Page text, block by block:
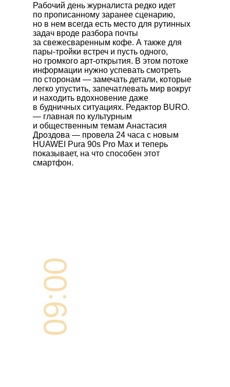
Рабочий день журналиста редко идет
по прописанному заранее сценарию,
но в нем всегда есть место для рутинных
задач вроде разбора почты
за свежесваренным кофе. А также для
пары-тройки встреч и пусть одного,
но громкого арт-открытия. В этом потоке
информации нужно успевать смотреть
по сторонам — замечать детали, которые
легко упустить, запечатлевать мир вокруг
и находить вдохновение даже
в будничных ситуациях. Редактор BURO.
— главная по культурным
и общественным темам Анастасия
Дроздова — провела 24 часа с новым
HUAWEI Pura 90s Pro Max и теперь
показывает, на что способен этот
смартфон.
09:00